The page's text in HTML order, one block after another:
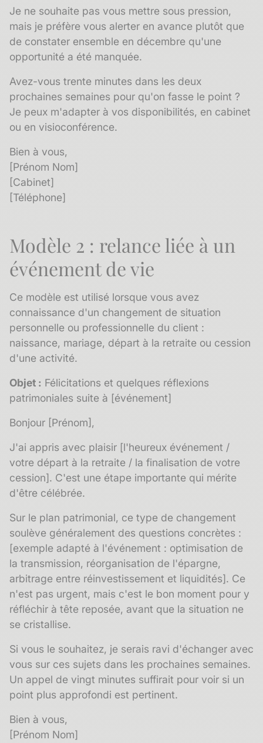
Je ne souhaite pas vous mettre sous pression,
mais je préfère vous alerter en avance plutôt que
de constater ensemble en décembre qu'une
opportunité a été manquée.
Avez-vous trente minutes dans les deux
prochaines semaines pour qu'on fasse le point ?
Je peux m'adapter à vos disponibilités, en cabinet
ou en visioconférence.
Bien à vous,
[Prénom Nom]
[Cabinet]
[Téléphone]
Modèle 2 : relance liée à un
événement de vie
Ce modèle est utilisé lorsque vous avez
connaissance d'un changement de situation
personnelle ou professionnelle du client :
naissance, mariage, départ à la retraite ou cession
d'une activité.
Objet : Félicitations et quelques réflexions
patrimoniales suite à [événement]
Bonjour [Prénom],
J'ai appris avec plaisir [l'heureux événement /
votre départ à la retraite / la finalisation de votre
cession]. C'est une étape importante qui mérite
d'être célébrée.
Sur le plan patrimonial, ce type de changement
soulève généralement des questions concrètes :
[exemple adapté à l'événement : optimisation de
la transmission, réorganisation de l'épargne,
arbitrage entre réinvestissement et liquidités]. Ce
n'est pas urgent, mais c'est le bon moment pour y
réfléchir à tête reposée, avant que la situation ne
se cristallise.
Si vous le souhaitez, je serais ravi d'échanger avec
vous sur ces sujets dans les prochaines semaines.
Un appel de vingt minutes suffirait pour voir si un
point plus approfondi est pertinent.
Bien à vous,
[Prénom Nom]